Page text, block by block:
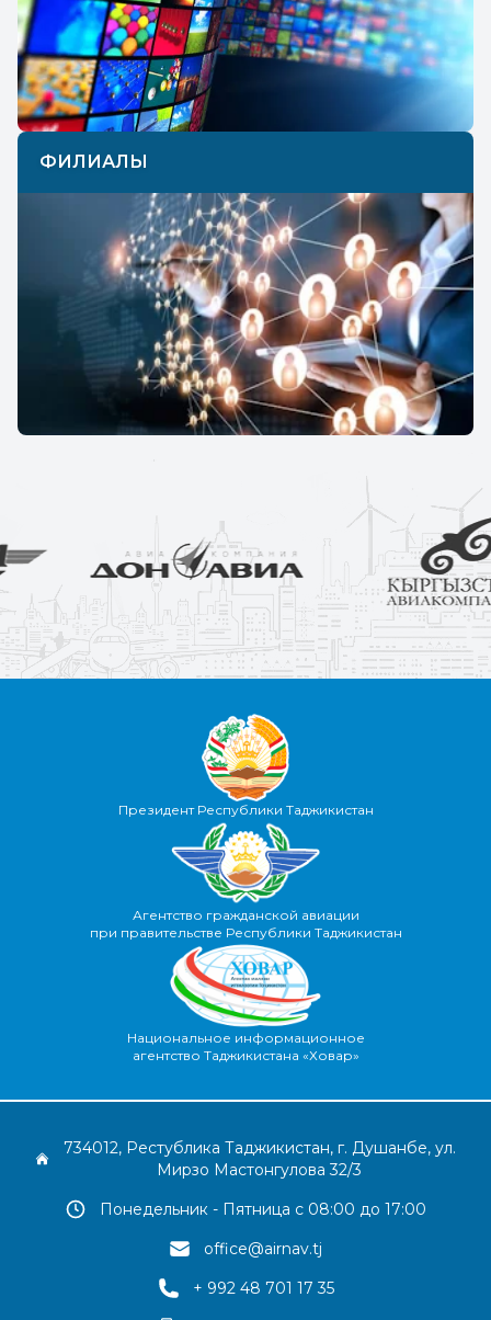
ФИЛИАЛЫ
Президент Республики Таджикистан
Агентство гражданской авиации
при правительстве Республики Таджикистан
Национальное информационное
агентство Таджикистана «Ховар»
734012, Рестублика Таджикистан, г. Душанбе, ул.
Мирзо Мастонгулова 32/3
Понедельник - Пятница с 08:00 до 17:00
office@airnav.tj
+ 992 48 701 17 35